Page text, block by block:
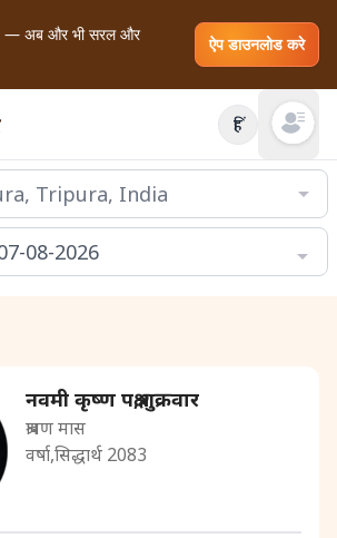
— अब और भी सरल और
ऐप डाउनलोड करे
हिं Open
08-2026
नवमी कृष्ण पक्ष,शुक्रवार
श्रावण मास
वर्षा,सिद्धार्थ 2083